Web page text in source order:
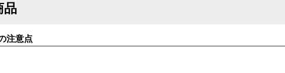
品
注意点